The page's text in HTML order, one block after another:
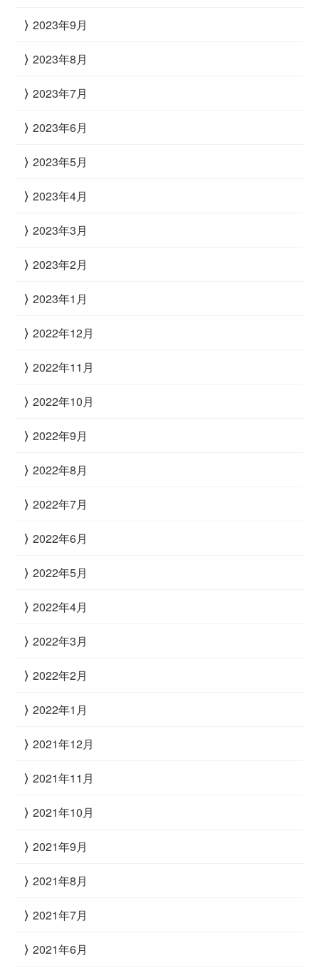
2023年9月
2023年8月
2023年7月
2023年6月
2023年5月
2023年4月
2023年3月
2023年2月
2023年1月
2022年12月
2022年11月
2022年10月
2022年9月
2022年8月
2022年7月
2022年6月
2022年5月
2022年4月
2022年3月
2022年2月
2022年1月
2021年12月
2021年11月
2021年10月
2021年9月
2021年8月
2021年7月
2021年6月